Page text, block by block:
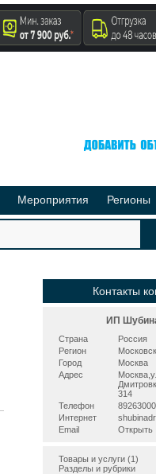
Мероприятия Регионы
Контакты
ИП
Страна
Россия
Регион
Город
Москва
Адрес
314
Телефон
Интернет
Email
Открыть
Товары и услуги (1)
Разделы и рубрики